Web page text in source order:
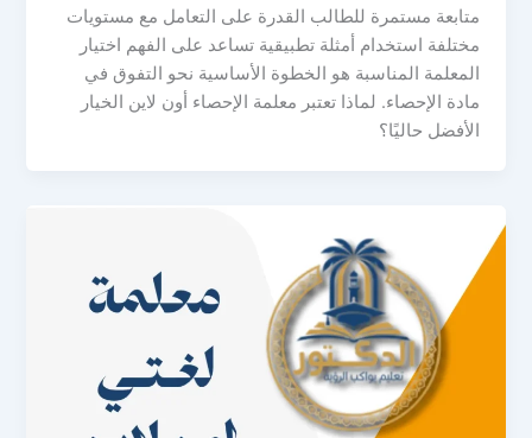
متابعة مستمرة للطالب القدرة على التعامل مع مستويات
مختلفة استخدام أمثلة تطبيقية تساعد على الفهم اختيار
المعلمة المناسبة هو الخطوة الأساسية نحو التفوق في
مادة الإحصاء. لماذا تعتبر معلمة الإحصاء أون لاين الخيار
الأفضل حاليًا؟